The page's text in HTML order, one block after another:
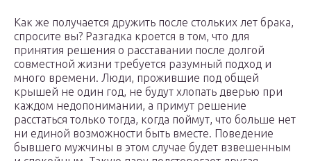
Как же получается дружить после стольких лет брака,
спросите вы? Разгадка кроется в том, что для
принятия решения о расставании после долгой
совместной жизни требуется разумный подход и
много времени. Люди, прожившие под общей
крышей не один год, не будут хлопать дверью при
каждом недопонимании, а примут решение
расстаться только тогда, когда поймут, что больше нет
ни единой возможности быть вместе. Поведение
бывшего мужчины в этом случае будет взвешенным